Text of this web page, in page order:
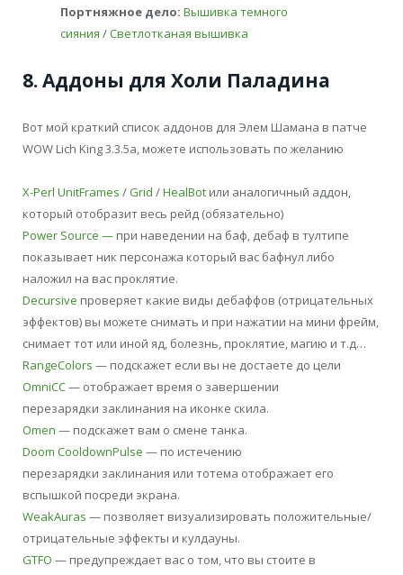
Портняжное дело: Вышивка темного
сияния /Светлотканая вышивка
8. Аддоны для Холи Паладина
Вот мой краткий список аддонов для Элем Шамана в патче
WOW Lich King 3.3.5a, можете использовать по желанию
X-Perl UnitFrames /Grid /HealBot или аналогичный аддон,
который отобразит весь рейд (обязательно)
Power Source — при наведении на баф, дебаф в тултипе
показывает ник персонажа который вас бафнул либо
наложил на вас проклятие.
Decursive проверяет какие виды дебаффов (отрицательных
эффектов) вы можете снимать и при нажатии на мини фрейм,
снимает тот или иной яд, болезнь, проклятие, магию и т.д…
RangeColors — подскажет если вы не достаете до цели
OmniCC— отображает время о завершении
перезарядки заклинания на иконке скила.
Omen — подскажет вам о смене танка.
Doom CooldownPulse — по истечению
перезарядки заклинания или тотема отображает его
вспышкой посреди экрана.
WeakAuras — позволяет визуализировать положительные/
отрицательные эффекты и кулдауны.
GTFO — предупреждает вас о том, что вы стоите в